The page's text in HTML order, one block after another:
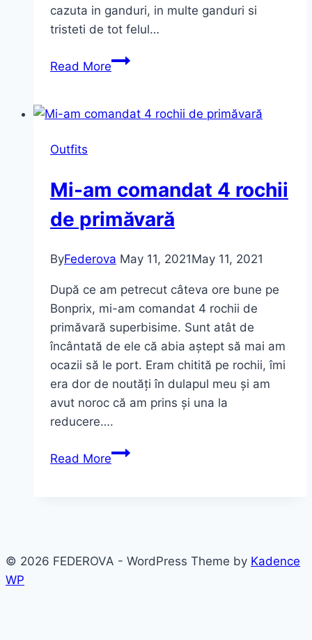
cazuta in ganduri, in multe ganduri si
tristeti de tot felul…
Read MoreLuni,
Outfits
Mi-am comandat 4 rochii
de primăvară
ByFederova May 11, 2021May 11, 2021
După ce am petrecut câteva ore bune pe
Bonprix, mi-am comandat 4 rochii de
primăvară superbisime. Sunt atât de
încântată de ele că abia aștept să mai am
ocazii să le port. Eram chitită pe rochii, îmi
era dor de noutăți în dulapul meu și am
avut noroc că am prins și una la
reducere….
Read MoreMi-
primăvară
© 2026 FEDEROVA - WordPress Theme by Kadence
WP